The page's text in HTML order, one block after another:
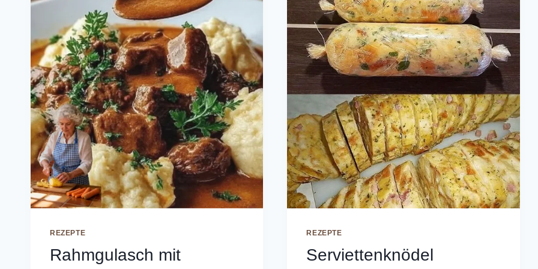
REZEPTE
Rahmgulasch mit
REZEPTE
Serviettenknödel